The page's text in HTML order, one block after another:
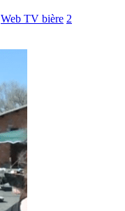
Web TV bière 2